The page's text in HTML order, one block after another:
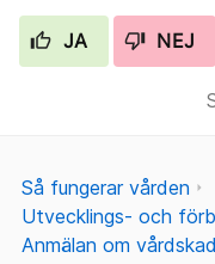
JA NEJ
Så fungerar vården
Utvecklings- och
Anmälan om